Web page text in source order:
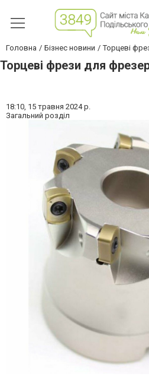
Головна Бізнес новини Торцеві
Торцеві фрези для
18:10, 15 травня 2024 р.
Загальний розділ